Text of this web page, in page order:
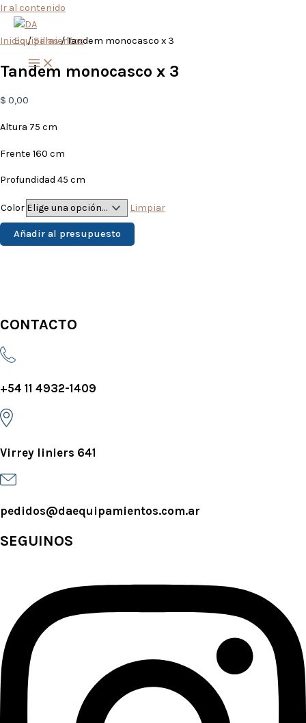
Ir al contenido
Inicio/Sillas/ Tandem monocasco x 3
Tandem monocasco x 3
$ 0,00
Altura 75 cm
Frente 160 cm
Profundidad 45 cm
Color Limpiar
Añadir al presupuesto
CONTACTO
+54 11 4932-1409
Virrey liniers 641
pedidos@daequipamientos.com.ar
SEGUINOS